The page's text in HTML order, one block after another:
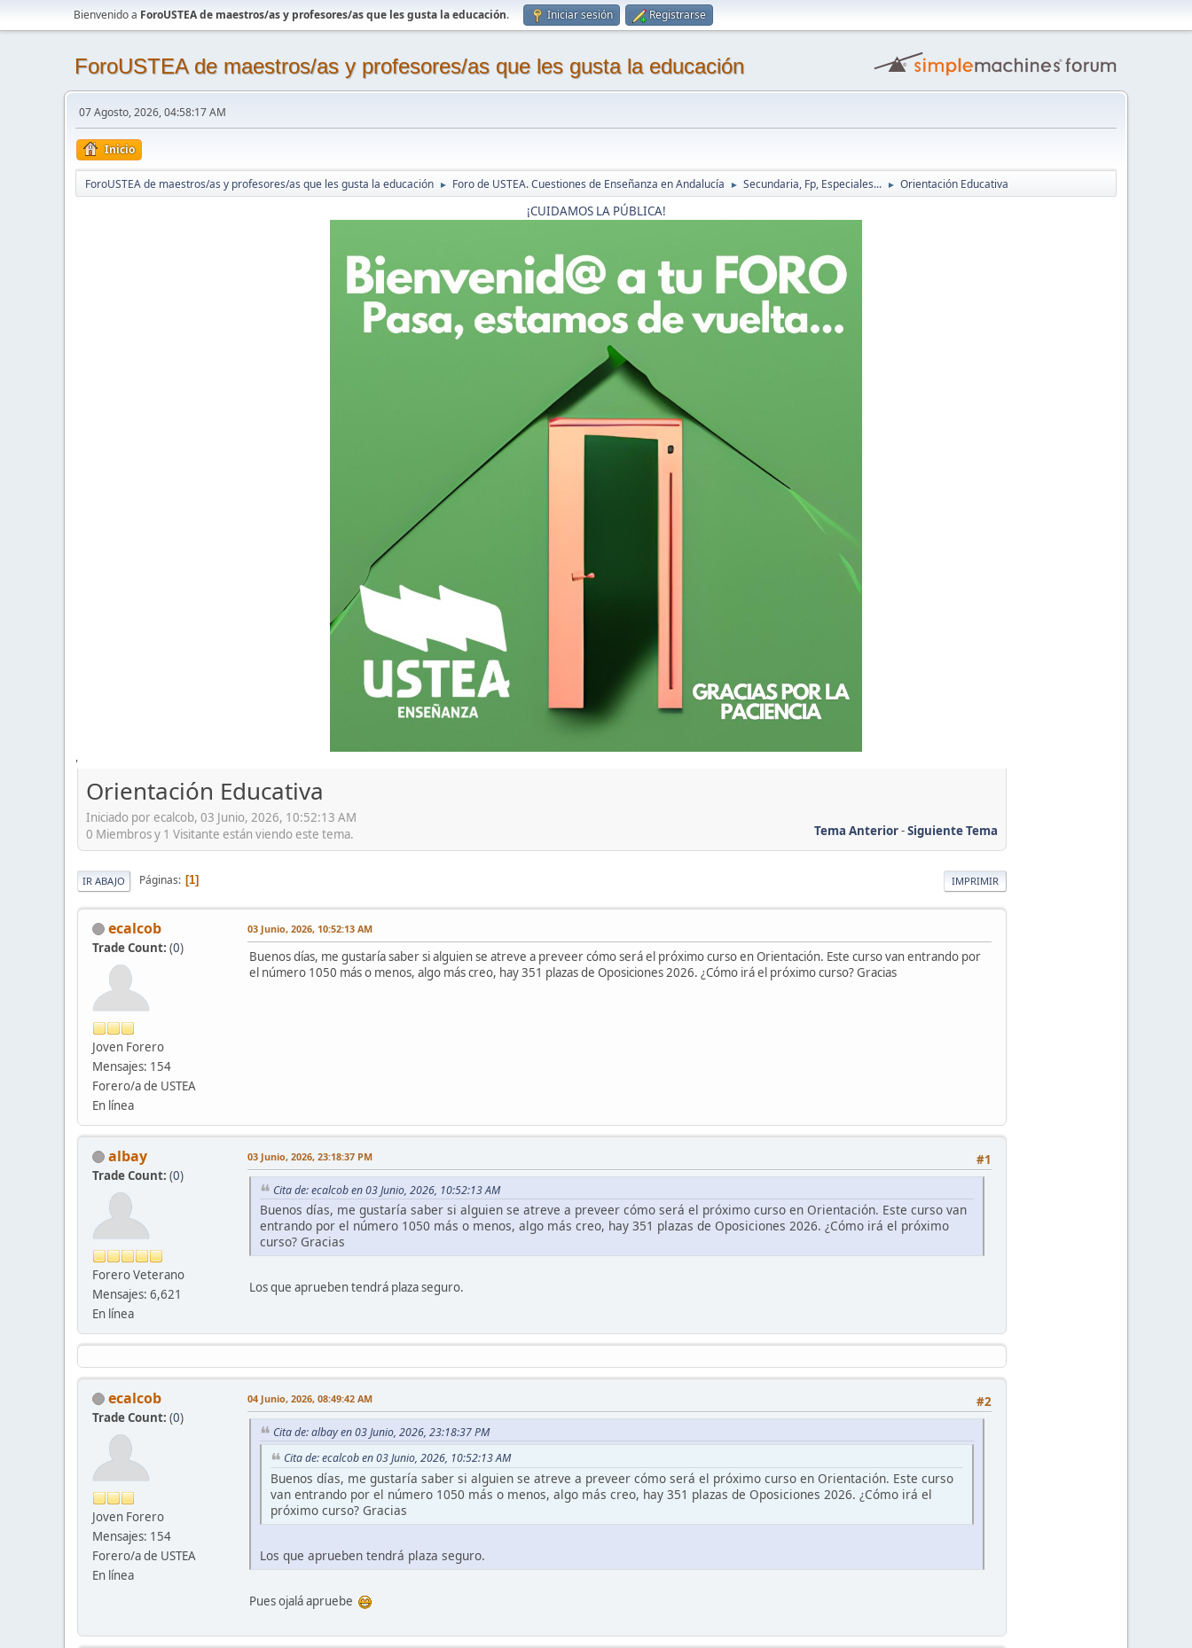
Bienvenido a ForoUSTEA de maestros/as y profesores/as que les gusta la educación. Iniciar sesión Registrarse
ForoUSTEA de maestros/as y profesores/as que les gusta la educación
07 Agosto, 2026, 04:58:17 AM
Inicio
ForoUSTEA de maestros/as y profesores/as que les gusta la educación ► Foro de USTEA. Cuestiones de Enseñanza en Andalucía ► Secundaria, Fp, Especiales... ► Orientación Educativa
¡CUIDAMOS LA PÚBLICA!
'
Orientación Educativa
Iniciado por ecalcob, 03 Junio, 2026, 10:52:13 AM
Tema Anterior-Siguiente Tema
0 Miembros y 1 Visitante están viendo este tema.
IMPRIMIR
IR ABAJO Páginas 1
ecalcob
Trade Count: (0)
Joven Forero
Mensajes: 154
Forero/a de USTEA
En línea
03 Junio, 2026, 10:52:13 AM
Buenos días, me gustaría saber si alguien se atreve a preveer cómo será el próximo curso en Orientación. Este curso van entrando por
el número 1050 más o menos, algo más creo, hay 351 plazas de Oposiciones 2026. ¿Cómo irá el próximo curso? Gracias
albay
Trade Count: (0)
Forero Veterano
Mensajes: 6,621
En línea
#1
03 Junio, 2026, 23:18:37 PM
Cita de: ecalcob en 03 Junio, 2026, 10:52:13 AM
Buenos días, me gustaría saber si alguien se atreve a preveer cómo será el próximo curso en Orientación. Este curso van
entrando por el número 1050 más o menos, algo más creo, hay 351 plazas de Oposiciones 2026. ¿Cómo irá el próximo
curso? Gracias
Los que aprueben tendrá plaza seguro.
ecalcob
Trade Count: (0)
Joven Forero
Mensajes: 154
Forero/a de USTEA
En línea
#2
04 Junio, 2026, 08:49:42 AM
Cita de: albay en 03 Junio, 2026, 23:18:37 PM
Cita de: ecalcob en 03 Junio, 2026, 10:52:13 AM
Buenos días, me gustaría saber si alguien se atreve a preveer cómo será el próximo curso en Orientación. Este curso
van entrando por el número 1050 más o menos, algo más creo, hay 351 plazas de Oposiciones 2026. ¿Cómo irá el
próximo curso? Gracias
Los que aprueben tendrá plaza seguro.
Pues ojalá apruebe